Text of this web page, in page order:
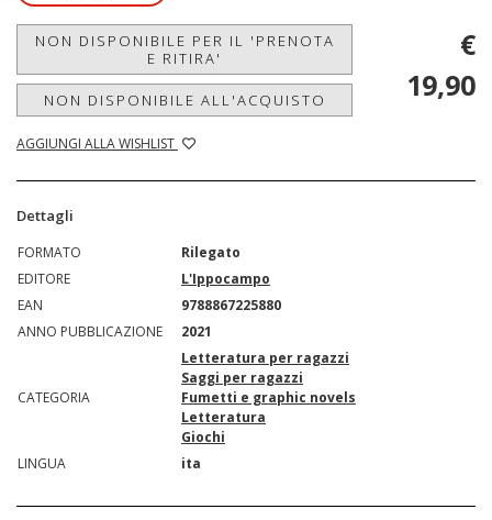
NON DISPONIBILE PER IL 'PRENOTA
E RITIRA'
NON DISPONIBILE ALL'ACQUISTO
AGGIUNGI ALLA WISHLIST
€
19,90
Dettagli
FORMATO
Rilegato
EDITORE
L'Ippocampo
EAN
9788867225880
ANNO PUBBLICAZIONE
2021
CATEGORIA
Letteratura per ragazzi
Saggi per ragazzi
Fumetti e graphic novels
Letteratura
Giochi
LINGUA
ita